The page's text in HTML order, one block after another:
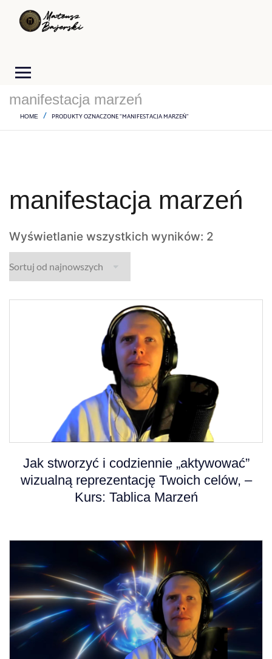
manifestacja marzeń
HOME PRODUKTY OZNACZONE “MANIFESTACJA MARZEŃ”
manifestacja marzeń
Wyświetlanie wszystkich wyników: 2
Jak stworzyć i codziennie „aktywować”
wizualną reprezentację Twoich celów, –
Kurs: Tablica Marzeń